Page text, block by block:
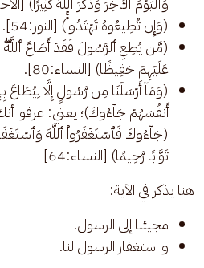
(وَإِن تُطِیعُوهُ تَهۡتَدُوا۟ۚ) [النور:54].
(مَّن یُطِعِ ٱلرَّسُولَ فَقَدۡ أَطَاعَ ٱللَّهَۖ
عَلَیۡهِمۡ حَفِیظࣰا) [النساء:80].
(وَمَاۤ أَرۡسَلۡنَا مِن رَّسُولٍ إِلَّا لِیُطَاعَ
أَنفُسَهُمۡ جَاۤءُوكَ)؛ يعني: عرفوا
(جَاۤءُوكَ فَٱسۡتَغۡفَرُوا۟ ٱللَّهَ
تَوَّابࣰا رَّحِیمࣰا) [النساء:64]
هنا يذكر في الآية:
مجيئنا إلى الرسول.
و استغفار الرسول لنا.